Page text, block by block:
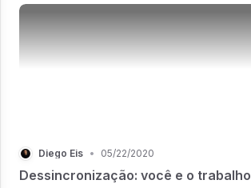
Diego Eis • 05/22/2020
Dessincronização: você e o trabalho